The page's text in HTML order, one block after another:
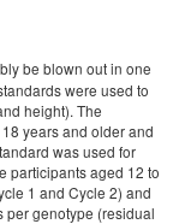
be blown out in one
were used to
height). The
years and older and
was used for
participants aged 12 to
1 and Cycle 2) and
per genotype (residual